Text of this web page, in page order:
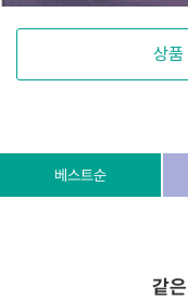
상품
상호/대표자 (주)
베스트순
같